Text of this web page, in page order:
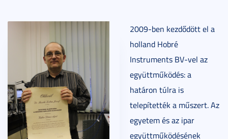
2009-ben kezdődött el a
holland Hobré
Instruments BV-vel az
együttműködés: a
határon túlra is
telepítették a műszert. Az
egyetem és az ipar
együttműködésének